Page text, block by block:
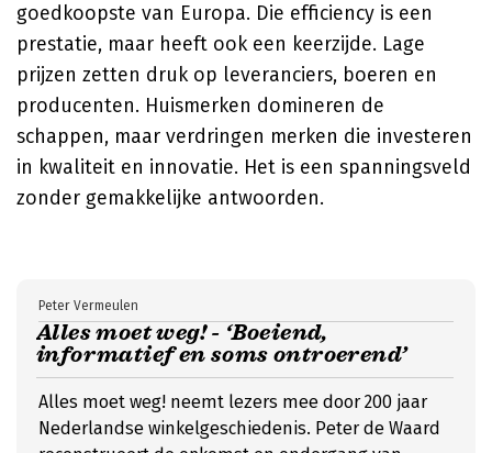
goedkoopste van Europa. Die efficiency is een
prestatie, maar heeft ook een keerzijde. Lage
prijzen zetten druk op leveranciers, boeren en
producenten. Huismerken domineren de
schappen, maar verdringen merken die investeren
in kwaliteit en innovatie. Het is een spanningsveld
zonder gemakkelijke antwoorden.
Alles moet weg! - ‘Boeiend,
informatief en soms ontroerend’
Peter Vermeulen
Alles moet weg! neemt lezers mee door 200 jaar
Nederlandse winkelgeschiedenis. Peter de Waard